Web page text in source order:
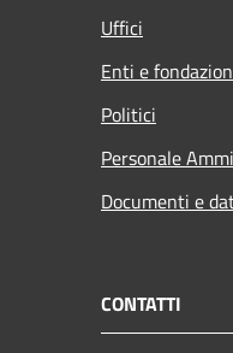
Uffici
Enti e
Politici
Personale
Documenti e
CONTATTI